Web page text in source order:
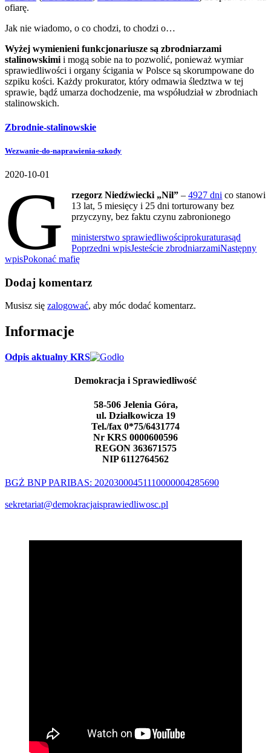
ofiarę.
Jak nie wiadomo, o co chodzi, to chodzi o…
Wyżej wymienieni funkcjonariusze są zbrodniarzami
stalinowskimi i mogą sobie na to pozwolić, ponieważ wymiar
sprawiedliwości i organy ścigania w Polsce są skorumpowane do
szpiku kości. Każdy prokurator, który odmawia śledztwa w tej
sprawie, bądź umarza dochodzenie, ma współudział w zbrodniach
stalinowskich.
Zbrodnie-stalinowskie
Wezwanie-do-naprawienia-szkody
2020-10-01
G rzegorz Niedźwiecki „Nil” –4927 dni co stanowi
13 lat, 5 miesięcy i 25 dni torturowany bez
przyczyny, bez faktu czynu zabronionego
ministerstwo sprawiedliwościprokuraturasąd
Nawigacja
wpisu
Poprzedni wpisJesteście zbrodniarzamiNastępny
wpisPokonać mafię
Dodaj komentarz
Musisz się zalogować, aby móc dodać komentarz.
Informacje
Odpis aktualny KRS
Demokracja i Sprawiedliwość
58-506 Jelenia Góra,
ul. Działkowicza 19
Tel./fax 0*75/6431774
Nr KRS 0000600596
REGON 363671575
NIP 6112764562
BGŻ BNP PARIBAS: 20203000451110000004285690
sekretariat@demokracjaisprawiedliwosc.pl